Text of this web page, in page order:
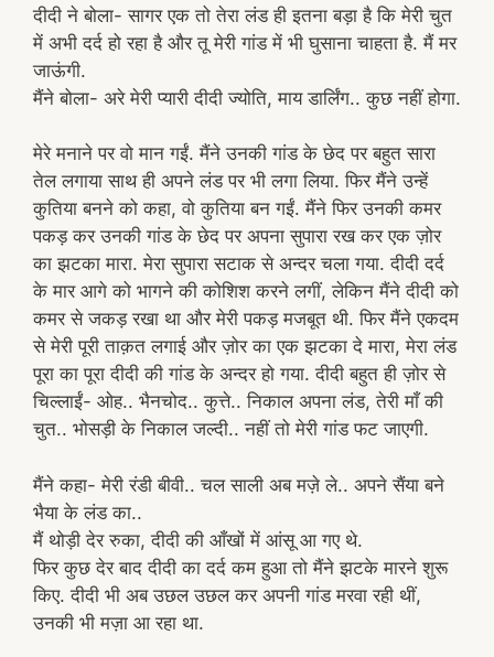
दीदी ने बोला- सागर एक तो तेरा लंड ही इतना बड़ा है कि मेरी चुत
में अभी दर्द हो रहा है और तू मेरी गांड में भी घुसाना चाहता है. मैं मर
जाऊंगी.
मैंने बोला- अरे मेरी प्यारी दीदी ज्योति, माय डार्लिंग.. कुछ नहीं होगा.
मेरे मनाने पर वो मान गईं. मैंने उनकी गांड के छेद पर बहुत सारा
तेल लगाया साथ ही अपने लंड पर भी लगा लिया. फिर मैंने उन्हें
कुतिया बनने को कहा, वो कुतिया बन गईं. मैंने फिर उनकी कमर
पकड़ कर उनकी गांड के छेद पर अपना सुपारा रख कर एक ज़ोर
का झटका मारा. मेरा सुपारा सटाक से अन्दर चला गया. दीदी दर्द
के मार आगे को भागने की कोशिश करने लगीं, लेकिन मैंने दीदी को
कमर से जकड़ रखा था और मेरी पकड़ मजबूत थी. फिर मैंने एकदम
से मेरी पूरी ताक़त लगाई और ज़ोर का एक झटका दे मारा, मेरा लंड
पूरा का पूरा दीदी की गांड के अन्दर हो गया. दीदी बहुत ही ज़ोर से
चिल्लाईं- ओह.. भैनचोद.. कुत्ते.. निकाल अपना लंड, तेरी माँ की
चुत.. भोसड़ी के निकाल जल्दी.. नहीं तो मेरी गांड फट जाएगी.
मैंने कहा- मेरी रंडी बीवी.. चल साली अब मज़े ले.. अपने सैंया बने
भैया के लंड का..
मैं थोड़ी देर रुका, दीदी की आँखों में आंसू आ गए थे.
फिर कुछ देर बाद दीदी का दर्द कम हुआ तो मैंने झटके मारने शुरू
किए. दीदी भी अब उछल उछल कर अपनी गांड मरवा रही थीं,
उनकी भी मज़ा आ रहा था.